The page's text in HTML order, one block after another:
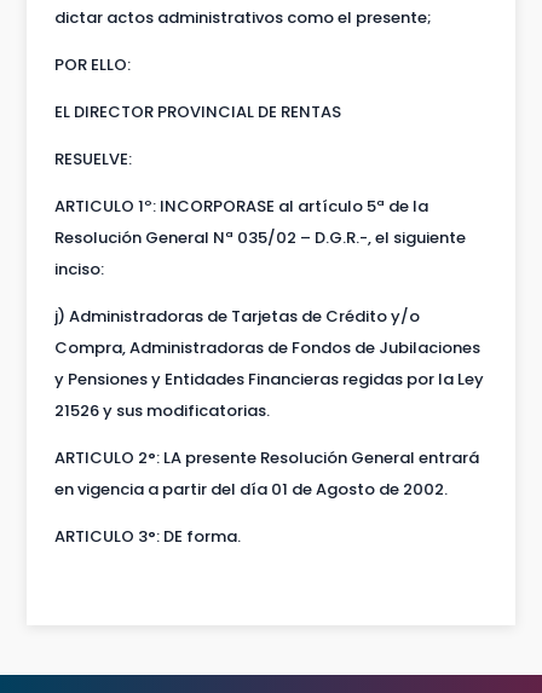
dictar actos administrativos como el presente;
POR ELLO:
EL DIRECTOR PROVINCIAL DE RENTAS
RESUELVE:
ARTICULO 1º: INCORPORASE al artículo 5ª de la
Resolución General Nª 035/02 – D.G.R.-, el siguiente
inciso:
j) Administradoras de Tarjetas de Crédito y/o
Compra, Administradoras de Fondos de Jubilaciones
y Pensiones y Entidades Financieras regidas por la Ley
21526 y sus modificatorias.
ARTICULO 2°: LA presente Resolución General entrará
en vigencia a partir del día 01 de Agosto de 2002.
ARTICULO 3°: DE forma.